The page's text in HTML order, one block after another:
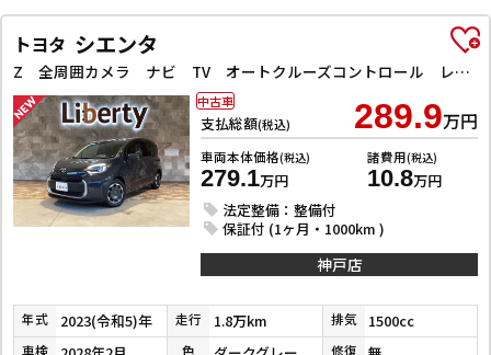
トヨタ シエンタ
Z 全周囲カメラ ナビ TV オートクルーズコントロール レーンアシスト 衝突被害軽減システム 両側電動スライドドア オートマチックハイビーム オートライト LEDヘッドランプ スマートキー
支払総額(税込) 289.9万円
車両本体価格(税込)
279.1万円
諸費用(税込)
10.8万円
法定整備：整備付
保証付 (1ヶ月・1000km )
中古車
神戸店
年式 2023(令和5)年 走行 1.8万km 排気 1500cc
車検 色 修復